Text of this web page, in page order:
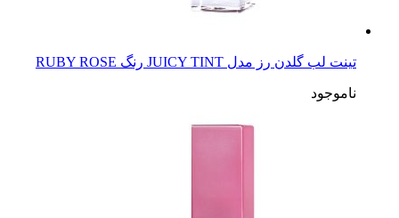
تینت لب گلدن رز مدل JUICY TINT رنگ RUBY ROSE
ناموجود